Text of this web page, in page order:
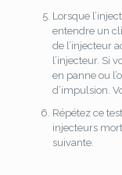
Lorsque
entendre un
de l’injecteur
l’injecteur. Si
en panne ou
d’impulsion.
Répétez ce
injecteurs
suivante.